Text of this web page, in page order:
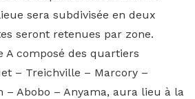
sera subdivisée en deux
seront retenues par zone.
A composé des quartiers
– Treichville – Marcory –
– Abobo – Anyama, aura lieu à la